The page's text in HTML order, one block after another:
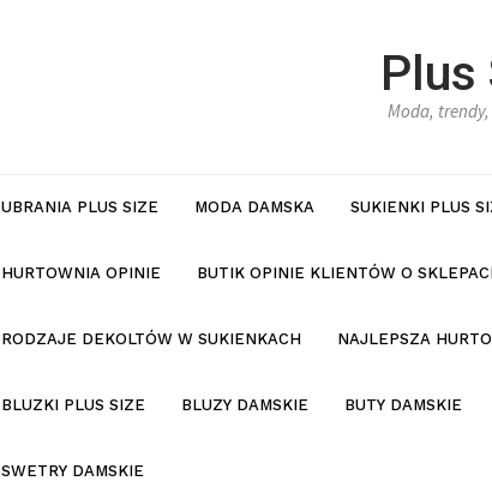
Plus
Moda,
UBRANIA PLUS SIZE MODA DAMSKA SUKIENKI PLUS
HURTOWNIA OPINIE BUTIK OPINIE KLIENTÓW O
RODZAJE DEKOLTÓW W SUKIENKACH NAJLEPSZA
BLUZKI PLUS SIZE BLUZY DAMSKIE BUTY DAMSKIE
SWETRY DAMSKIE